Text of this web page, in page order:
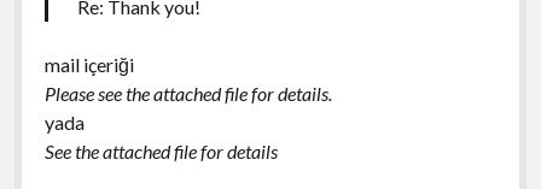
Re: Thank you!
mail içeriği
Please see the attached file for details.
yada
See the attached file for details